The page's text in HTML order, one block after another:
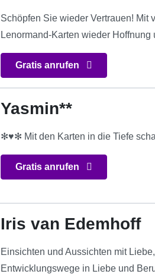
Schöpfen Sie wieder Vertrauen! Mit
Lenormand-Karten wieder
Gratis anrufen
Yasmin**
✻♥✻ Mit den Karten in die Tiefe
Gratis anrufen
Iris van Edemhoff
Einsichten und Aussichten mit
Entwicklungswege in Liebe und